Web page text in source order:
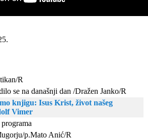
R
se na današnji dan /Dražen Janko/R
knjigu: Isus Krist, život našeg
Vimer
p.Mato Anić/R